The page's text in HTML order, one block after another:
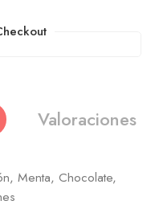
Valoraciones
Menta, Chocolate,